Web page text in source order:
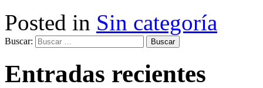
Posted in Sin categoría
Buscar:
Entradas recientes